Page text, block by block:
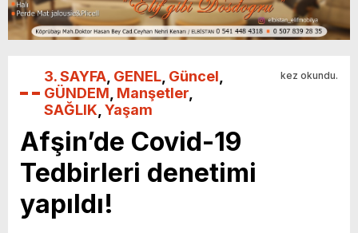
3. SAYFA GENEL Güncel
GÜNDEM Manşetler
SAĞLIK Yaşam
kez okundu.
Afşin’de Covid-19
Tedbirleri denetimi
yapıldı!